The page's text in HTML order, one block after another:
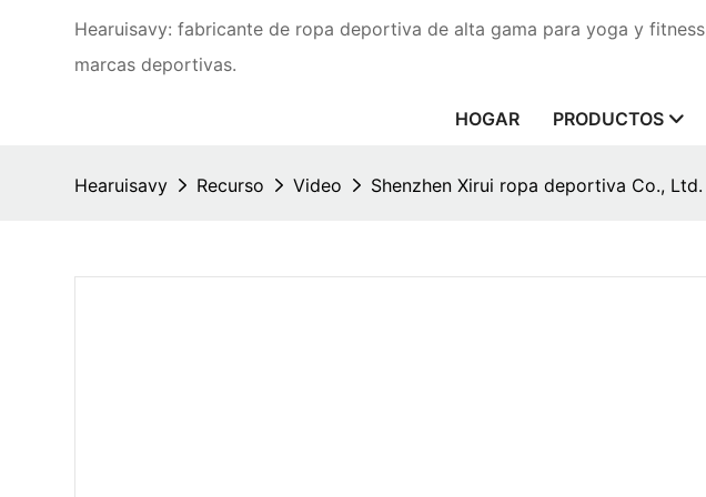
Hearuisavy: fabricante de ropa deportiva de alta gama para yoga y
marcas deportivas.
HOGAR PRODUCTOS
Hearuisavy Recurso Video Shenzhen Xirui ropa deportiva Co., Ltd.